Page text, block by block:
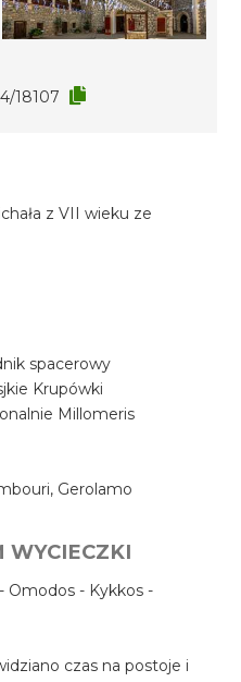
18107
z VII wieku ze
spacerowy
Krupówki
Millomeris
Gerolamo
WYCIECZKI
Omodos - Kykkos -
czas na postoje i